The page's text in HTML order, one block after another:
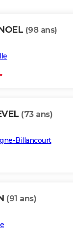
(98 ans)
(73 ans)
Billancourt
(91 ans)